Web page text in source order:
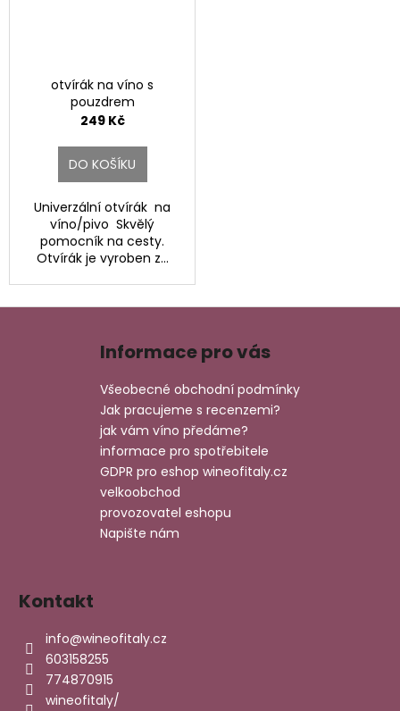
otvírák na víno s
pouzdrem
249 Kč
DO KOŠÍKU
Univerzální otvírák na
víno/pivo Skvělý
pomocník na cesty.
Otvírák je vyroben z...
Informace pro vás
Všeobecné obchodní podmínky
Jak pracujeme s recenzemi?
jak vám víno předáme?
informace pro spotřebitele
GDPR pro eshop wineofitaly.cz
velkoobchod
provozovatel eshopu
Napište nám
Kontakt
info@wineofitaly.cz
603158255
774870915
wineofitaly/